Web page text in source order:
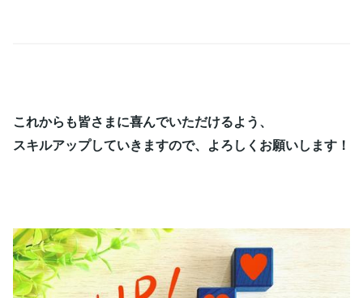
これからも皆さまに喜んでいただけるよう、
スキルアップしていきますので、よろしくお願いします！